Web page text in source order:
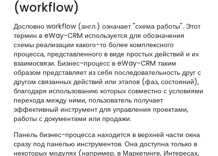
(workflow)
Дословно workflow (англ.) означает "схема работы". Этот
термин в eWay-CRM используется для обозначения
схемы реализации какого-то более комплексного
процесса, представленного в виде простых действий и их
взаимосвязи. Бизнес-процесс в eWay-CRM таким
образом представляет из себя последовательность друг с
другом связанных действий или этапов (фаз, состояний),
благодаря использованию которых совместно с условиями
перехода между ними, пользователь получает
эффективный инструмент для управления проектами,
работы с документами или продажи.
Панель бизнес-процесса находится в верхней части окна
сразу под панелью инструментов. Она доступна только в
некоторых модулях (например, в Маркетинге, Интересах,